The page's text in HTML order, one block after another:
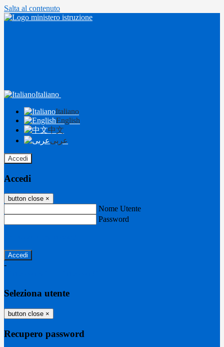
Salta al contenuto
Italiano
Italiano
English
中文
عربى
Accedi
Accedi
button close ×
Nome Utente
Password
-
Seleziona utente
button close ×
Recupero password